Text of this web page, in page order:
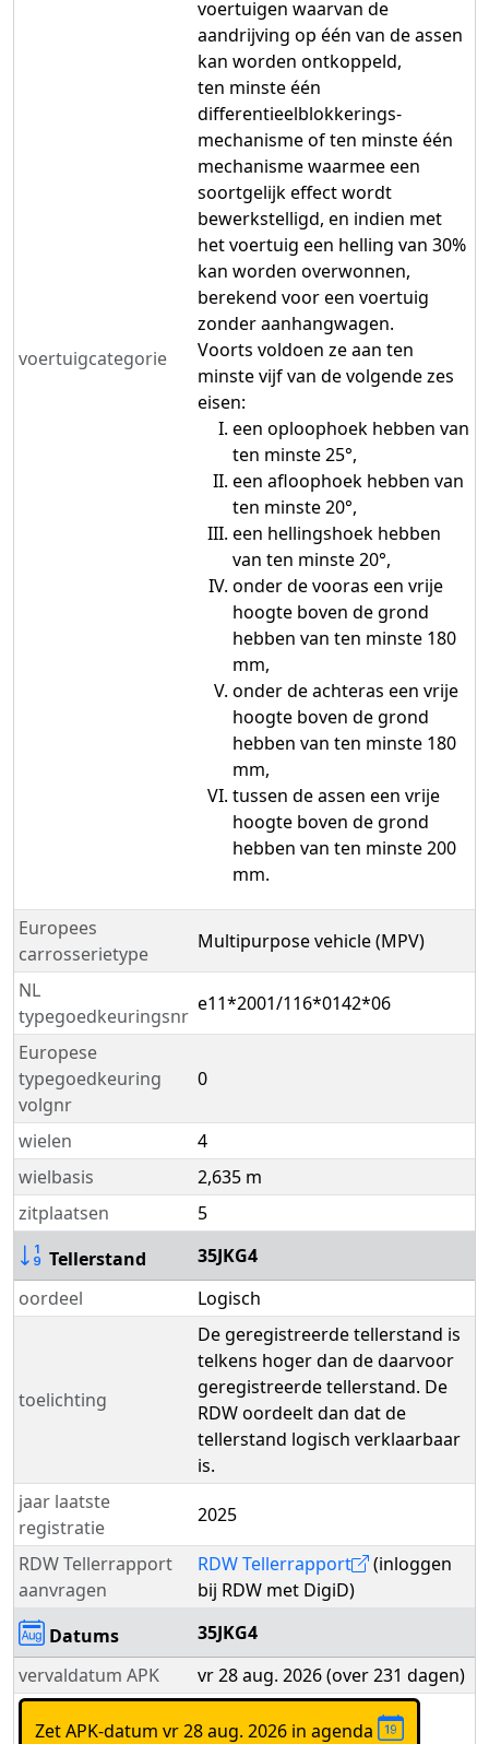
voertuigcategorie
voertuigen waarvan de
aandrijving op één van de assen
kan worden ontkoppeld,
ten minste één
differentieelblokkerings-
mechanisme of ten minste één
mechanisme waarmee een
soortgelijk effect wordt
bewerkstelligd, en indien met
het voertuig een helling van 30%
kan worden overwonnen,
berekend voor een voertuig
zonder aanhangwagen.
Voorts voldoen ze aan ten
minste vijf van de volgende zes
eisen:
een oploophoek hebben van
ten minste 25°,
een afloophoek hebben van
ten minste 20°,
een hellingshoek hebben
van ten minste 20°,
onder de vooras een vrije
hoogte boven de grond
hebben van ten minste 180
mm,
onder de achteras een vrije
hoogte boven de grond
hebben van ten minste 180
mm,
tussen de assen een vrije
hoogte boven de grond
hebben van ten minste 200
mm.
Europees
carrosserietype
Multipurpose vehicle (MPV)
NL
typegoedkeuringsnr
e11*2001/116*0142*06
Europese
typegoedkeuring
volgnr
0
wielen
4
wielbasis
2,635 m
zitplaatsen
5
Tellerstand
35JKG4
oordeel
Logisch
toelichting
De geregistreerde tellerstand is
telkens hoger dan de daarvoor
geregistreerde tellerstand. De
RDW oordeelt dan dat de
tellerstand logisch verklaarbaar
is.
jaar laatste
registratie
2025
RDW Tellerrapport
aanvragen
RDW Tellerrapport
(inloggen
bij RDW met DigiD)
Datums
35JKG4
vervaldatum APK
vr 28 aug. 2026 (over 231 dagen)
Zet APK-datum vr 28 aug. 2026 in agenda